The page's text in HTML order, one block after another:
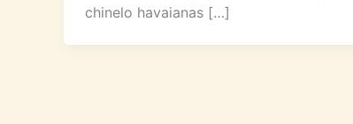
chinelo havaianas […]